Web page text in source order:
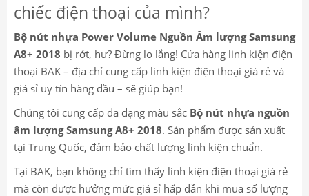
chiếc điện thoại của mình?
Bộ nút nhựa Power Volume Nguồn Âm lượng Samsung
A8+ 2018 bị rớt, hư? Đừng lo lắng! Cửa hàng linh kiện điện
thoại BAK – địa chỉ cung cấp linh kiện điện thoại giá rẻ và
giá sỉ uy tín hàng đầu – sẽ giúp bạn!
Chúng tôi cung cấp đa dạng màu sắc Bộ nút nhựa nguồn
âm lượng Samsung A8+ 2018. Sản phẩm được sản xuất
tại Trung Quốc, đảm bảo chất lượng linh kiện chuẩn.
Tại BAK, bạn không chỉ tìm thấy linh kiện điện thoại giá rẻ
mà còn được hưởng mức giá sỉ hấp dẫn khi mua số lượng